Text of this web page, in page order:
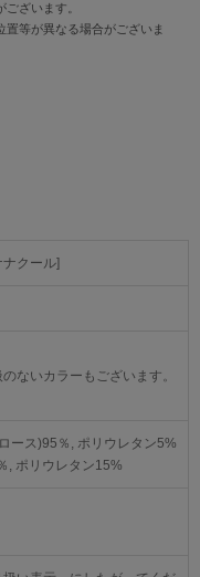
ざいます。
等が異なる場合がございま
クール]
ないカラーもございます。
ース)95％, ポリウレタン5%
, ポリウレタン15%